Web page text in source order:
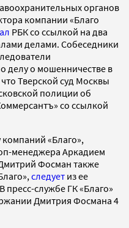
органов
компании «Благо
РБК со ссылкой на два
делами. Собеседники
делу о мошенничестве в
Тверской суд Москвы
полиции об
со ссылкой
компаний «Благо»,
менеджера Аркадием
Фосман также
следует из ее
службе ГК «Благо»
Дмитрия Фосмана 4